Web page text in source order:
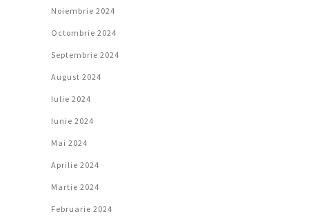
Noiembrie 2024
Octombrie 2024
Septembrie 2024
August 2024
Iulie 2024
Iunie 2024
Mai 2024
Aprilie 2024
Martie 2024
Februarie 2024